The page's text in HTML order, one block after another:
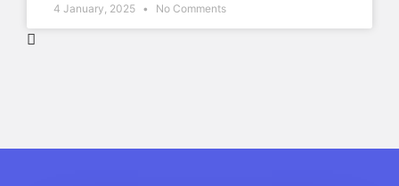
4 January, 2025 No Comments